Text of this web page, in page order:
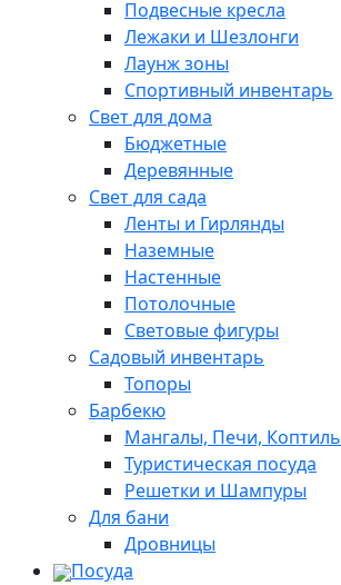
Подвесные кресла
Лежаки и Шезлонги
Лаунж зоны
Спортивный инвентарь
Свет для дома
Бюджетные
Деревянные
Свет для сада
Ленты и Гирлянды
Наземные
Настенные
Потолочные
Световые фигуры
Садовый инвентарь
Топоры
Барбекю
Мангалы, Печи,
Туристическая посуда
Решетки и Шампуры
Для бани
Дровницы
Посуда